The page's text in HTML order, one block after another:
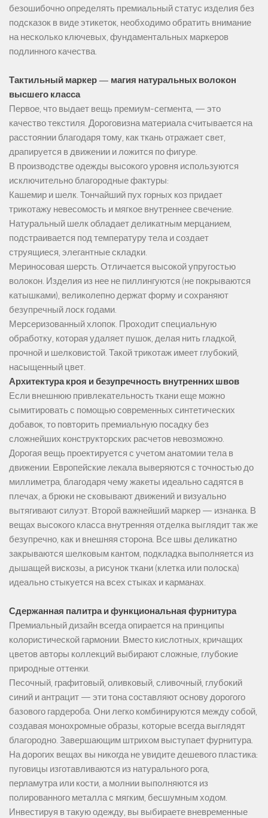
безошибочно определять премиальный статус изделия без
подсказок в виде этикеток, необходимо обратить внимание
на несколько ключевых, фундаментальных маркеров
подлинного качества.
Тактильный маркер — магия натуральных волокон
высшего класса
Первое, что выдает вещь премиум-сегмента, — это
качество текстиля. Дороговизна материала считывается на
расстоянии благодаря тому, как ткань отражает свет,
драпируется в движении и ложится по фигуре.
В производстве одежды высокого уровня используются
исключительно благородные фактуры:
Кашемир и шелк. Тончайший пух горных коз придает
трикотажу невесомость и мягкое внутреннее свечение.
Натуральный шелк обладает деликатным мерцанием,
подстраивается под температуру тела и создает
струящиеся, элегантные складки.
Мериносовая шерсть. Отличается высокой упругостью
волокон. Изделия из нее не пиллингуются (не покрываются
катышками), великолепно держат форму и сохраняют
безупречный лоск годами.
Мерсеризованный хлопок. Проходит специальную
обработку, которая удаляет пушок, делая нить гладкой,
прочной и шелковистой. Такой трикотаж имеет глубокий,
насыщенный цвет.
Архитектура кроя и безупречность внутренних швов
Если внешнюю привлекательность ткани еще можно
сымитировать с помощью современных синтетических
добавок, то повторить премиальную посадку без
сложнейших конструкторских расчетов невозможно.
Дорогая вещь проектируется с учетом анатомии тела в
движении. Европейские лекала выверяются с точностью до
миллиметра, благодаря чему жакеты идеально садятся в
плечах, а брюки не сковывают движений и визуально
вытягивают силуэт. Второй важнейший маркер — изнанка. В
вещах высокого класса внутренняя отделка выглядит так же
безупречно, как и внешняя сторона. Все швы деликатно
закрываются шелковым кантом, подкладка выполняется из
дышащей вискозы, а рисунок ткани (клетка или полоска)
идеально стыкуется на всех стыках и карманах.
Сдержанная палитра и функциональная фурнитура
Премиальный дизайн всегда опирается на принципы
колористической гармонии. Вместо кислотных, кричащих
цветов авторы коллекций выбирают сложные, глубокие
природные оттенки.
Песочный, графитовый, оливковый, сливочный, глубокий
синий и антрацит — эти тона составляют основу дорогого
базового гардероба. Они легко комбинируются между собой,
создавая монохромные образы, которые всегда выглядят
благородно. Завершающим штрихом выступает фурнитура.
На дорогих вещах вы никогда не увидите дешевого пластика:
пуговицы изготавливаются из натурального рога,
перламутра или кости, а молнии выполняются из
полированного металла с мягким, бесшумным ходом.
Инвестируя в такую одежду, вы выбираете вневременные